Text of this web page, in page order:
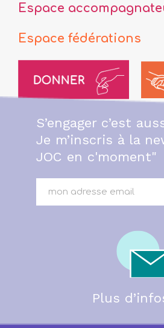
Espace
Espace fédérations
S’engager c’est
Je m’inscris à la
JOC en c'moment"
Plus